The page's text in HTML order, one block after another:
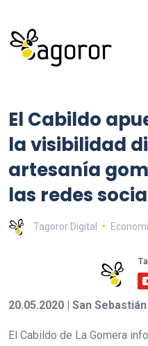
El Cabildo
la visibilidad
artesanía
las redes
Tagoror Digital
20.05.2020 | San
El Cabildo de La Gomera